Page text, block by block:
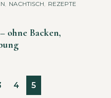
, NACHTISCH, REZEPTE
ohne Backen,
4 5